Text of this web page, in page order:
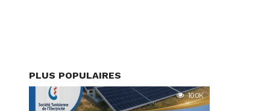
PLUS POPULAIRES
10.0K